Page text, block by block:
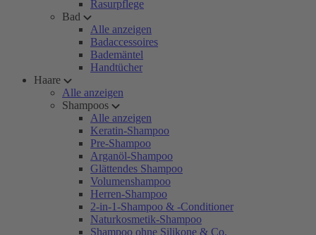
Rasurpflege
Bad
Alle anzeigen
Badaccessoires
Bademäntel
Handtücher
Haare
Alle anzeigen
Shampoos
Alle anzeigen
Keratin-Shampoo
Pre-Shampoo
Arganöl-Shampoo
Glättendes Shampoo
Volumenshampoo
Herren-Shampoo
2-in-1-Shampoo & -Conditioner
Naturkosmetik-Shampoo
Shampoo ohne Silikone & Co.